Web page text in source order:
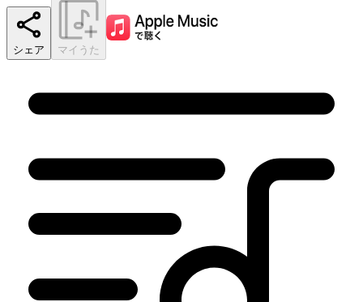
シェア マイうた